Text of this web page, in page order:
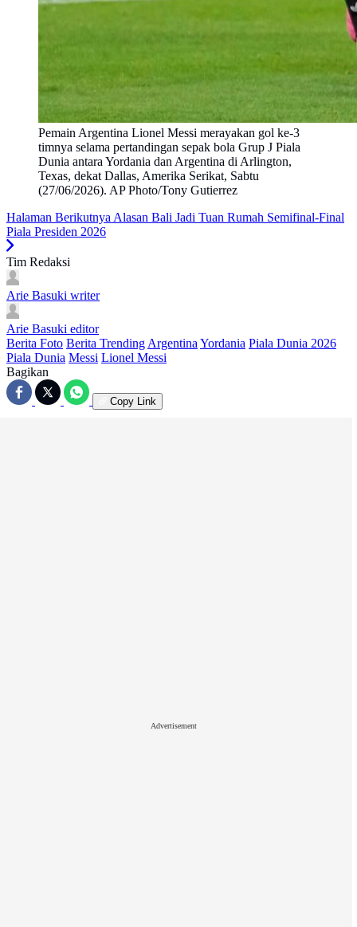
Pemain Argentina Lionel Messi merayakan gol ke-3
timnya selama pertandingan sepak bola Grup J Piala
Dunia antara Yordania dan Argentina di Arlington,
Texas, dekat Dallas, Amerika Serikat, Sabtu
(27/06/2026). AP Photo/Tony Gutierrez
Halaman BerikutnyaAlasan Bali Jadi Tuan Rumah Semifinal-Final
Piala Presiden 2026
Tim Redaksi
Arie Basuki writer
Arie Basuki editor
Berita Foto Berita TrendingArgentinaYordania Piala Dunia 2026
Piala Dunia Messi Lionel Messi
Bagikan
Copy Link
Advertisement